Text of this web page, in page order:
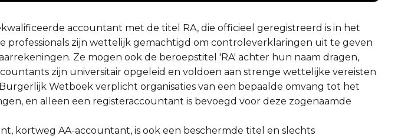
accountant met de titel RA, die officieel geregistreerd is in het
professionals zijn wettelijk gemachtigd om controleverklaringen uit te geven
Ze mogen ook de beroepstitel 'RA' achter hun naam dragen,
zijn universitair opgeleid en voldoen aan strenge wettelijke vereisten
Wetboek verplicht organisaties van een bepaalde omvang tot het
en alleen een registeraccountant is bevoegd voor deze zogenaamde
kortweg AA-accountant, is ook een beschermde titel en slechts